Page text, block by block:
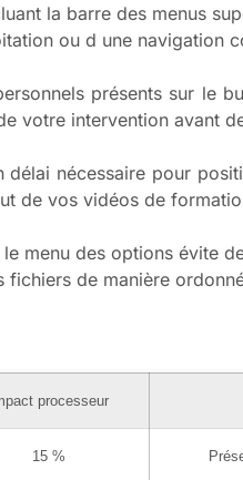
la barre des menus
ou d une navigation
présents sur le
votre intervention avant
nécessaire pour
de vos vidéos de
menu des options évite
de manière
processeur
15 %